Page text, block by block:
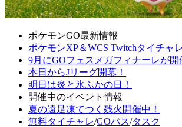
ポケモンGO最新情報
ポケモンXP＆WCS Twitchタイチャ
9月にGOフェスメガフィナーレが開
本日からJリーグ開幕！
明日は炎と氷ふかの日！
開催中のイベント情報
夏の遠足凍てつく残火開催中！
無料タイチャレ/GOパス/タスク